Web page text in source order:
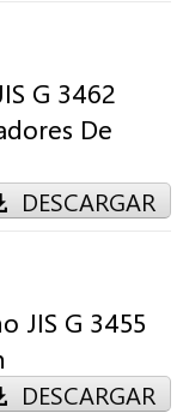
G 3462
De
DESCARGAR
JIS G 3455
DESCARGAR